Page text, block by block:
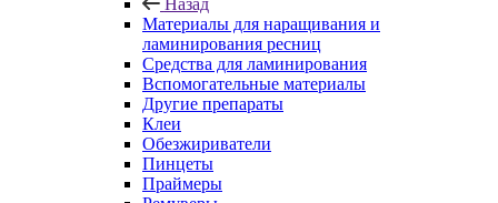
Назад
Материалы для наращивания и
ламинирования ресниц
Средства для ламинирования
Вспомогательные материалы
Другие препараты
Клеи
Обезжириватели
Пинцеты
Праймеры